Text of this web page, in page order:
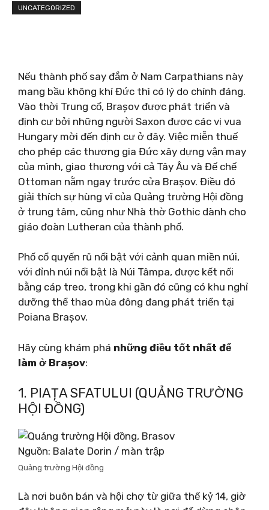
UNCATEGORIZED
Nếu thành phố say đắm ở Nam Carpathians này
mang bầu không khí Đức thì có lý do chính đáng.
Vào thời Trung cổ, Brașov được phát triển và
định cư bởi những người Saxon được các vị vua
Hungary mời đến định cư ở đây. Việc miễn thuế
cho phép các thương gia Đức xây dựng vận may
của mình, giao thương với cả Tây Âu và Đế chế
Ottoman nằm ngay trước cửa Brașov. Điều đó
giải thích sự hùng vĩ của Quảng trường Hội đồng
ở trung tâm, cũng như Nhà thờ Gothic dành cho
giáo đoàn Lutheran của thành phố.
Phố cổ quyến rũ nổi bật với cảnh quan miền núi,
với đỉnh núi nổi bật là Núi Tâmpa, được kết nối
bằng cáp treo, trong khi gần đó cũng có khu nghỉ
dưỡng thể thao mùa đông đang phát triển tại
Poiana Brașov.
Hãy cùng khám phá những điều tốt nhất để
làm ở Brașov:
1. PIAȚA SFATULUI (QUẢNG TRƯỜNG
HỘI ĐỒNG)
Nguồn: Balate Dorin / màn trập
Quảng trường Hội đồng
Là nơi buôn bán và hội chợ từ giữa thế kỷ 14, giờ